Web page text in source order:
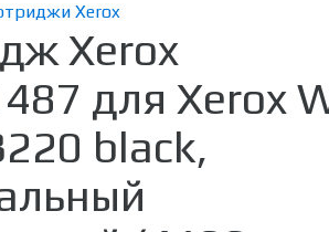
Xerox
Xerox
для Xerox
black,